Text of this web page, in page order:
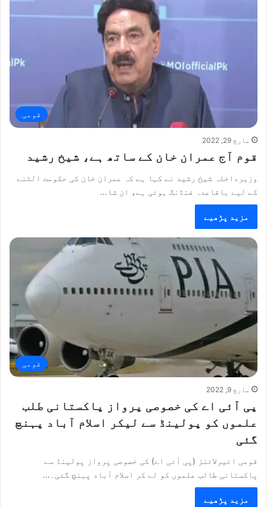
قومی
مارچ 29, 2022
قوم آج عمران خان کے ساتھ ہے، شیخ رشید
وزیرداخلہ شیخ رشید نے کہا ہے کہ عمران خان کی حکومت الٹنے
کے لیے باقاعدہ فنڈنگ ہوئی ہے، ان شا…
مزید پڑھیے
قومی
مارچ 9, 2022
پی آئی اے کی خصوصی پرواز پاکستانی طلب
علموں کو پولینڈ سے لیکر اسلام آباد پہنچ
گئی
قومی ائیرلائنز (پی آئی اے) کی خصوصی پرواز پولینڈ سے
پاکستانی طالب علموں کو لے کر اسلام آباد پہنچ گئی۔…
مزید پڑھیے